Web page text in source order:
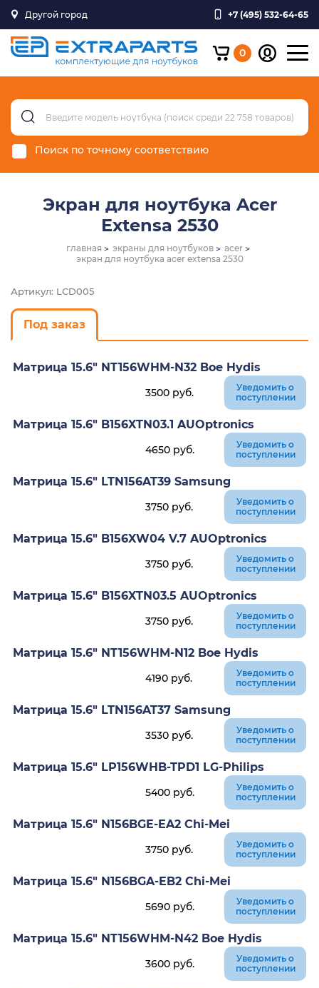
Другой город +7 (495) 532-64-65
0
Поиск по точному соответствию
Экран для ноутбука Acer
Extensa 2530
главная экраны для ноутбуков
acer
экран для ноутбука acer extensa 2530
Артикул: LCD005
Под заказ
Матрица 15.6" NT156WHM-N32 Boe Hydis
3500 руб.
Уведомить о
поступлении
Матрица 15.6" B156XTN03.1 AUOptronics
4650 руб.
Уведомить о
поступлении
Матрица 15.6" LTN156AT39 Samsung
3750 руб.
Уведомить о
поступлении
Матрица 15.6" B156XW04 V.7 AUOptronics
3750 руб.
Уведомить о
поступлении
Матрица 15.6" B156XTN03.5 AUOptronics
3750 руб.
Уведомить о
поступлении
Матрица 15.6" NT156WHM-N12 Boe Hydis
4190 руб.
Уведомить о
поступлении
Матрица 15.6" LTN156AT37 Samsung
3530 руб.
Уведомить о
поступлении
Матрица 15.6" LP156WHB-TPD1 LG-Philips
5400 руб.
Уведомить о
поступлении
Матрица 15.6" N156BGE-EA2 Chi-Mei
3750 руб.
Уведомить о
поступлении
Матрица 15.6" N156BGA-EB2 Chi-Mei
5690 руб.
Уведомить о
поступлении
Матрица 15.6" NT156WHM-N42 Boe Hydis
3600 руб.
Уведомить о
поступлении